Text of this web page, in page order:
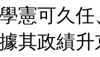
憲可久
其政績